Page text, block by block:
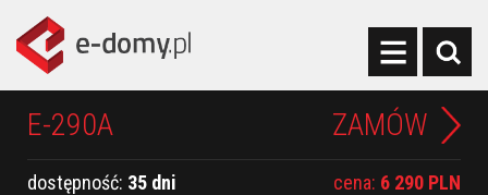
E-290A ZAMÓW
cena: 6 290 PLN
dostępność: 35 dni